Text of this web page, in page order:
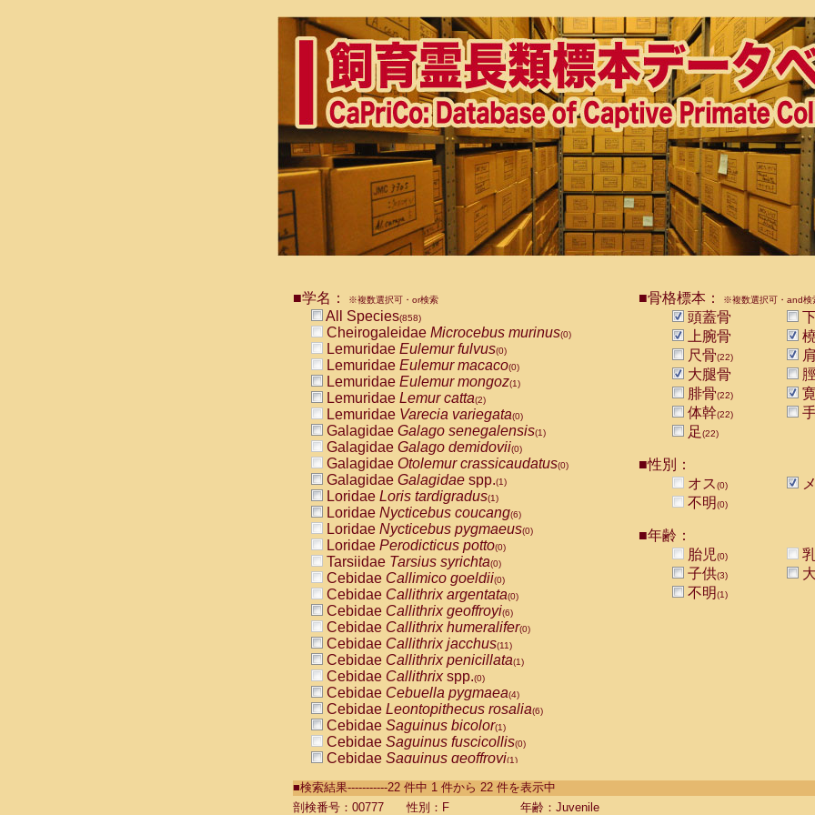
■学名： ※複数選択可・or検索
All Species(858)
Cheirogaleidae Microcebus murinus(0)
Lemuridae Eulemur fulvus(0)
Lemuridae Eulemur macaco(0)
Lemuridae Eulemur mongoz(1)
Lemuridae Lemur catta(2)
Lemuridae Varecia variegata(0)
Galagidae Galago senegalensis(1)
Galagidae Galago demidovii(0)
Galagidae Otolemur crassicaudatus(0)
Galagidae Galagidae spp.(1)
Loridae Loris tardigradus(1)
Loridae Nycticebus coucang(6)
Loridae Nycticebus pygmaeus(0)
Loridae Perodicticus potto(0)
Tarsiidae Tarsius syrichta(0)
Cebidae Callimico goeldii(0)
Cebidae Callithrix argentata(0)
Cebidae Callithrix geoffroyi(6)
Cebidae Callithrix humeralifer(0)
Cebidae Callithrix jacchus(11)
Cebidae Callithrix penicillata(1)
Cebidae Callithrixspp.(0)
Cebidae Cebuella pygmaea(4)
Cebidae Leontopithecus rosalia(6)
Cebidae Saguinus bicolor(1)
Cebidae Saguinus fuscicollis(0)
Cebidae Saguinus geoffroyi(1)
CebidaeSaguinus labiatus(0)
Cebidae Saguinus leucopus (2)
■骨格標本： ※複数選択可・and検
頭蓋骨
上腕骨
尺骨(22)
大腿骨
腓骨(22)
体幹(22)
足(22)
■性別：
オス(0)
不明(0)
■年齢：
胎児(0)
子供(3)
不明(1)
■検索結果-----------22 件中 1 件から 22 件を表示中
剖検番号：00777
性別：F
年齢：Juvenile